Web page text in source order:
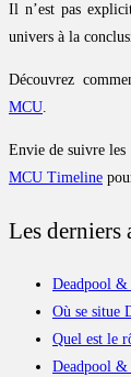
Il n’est pas
univers à la
Découvrez
MCU.
Envie de suivre
MCU Timeline
Les derniers
Deadpool &
Où se situe
Quel est le
Deadpool &